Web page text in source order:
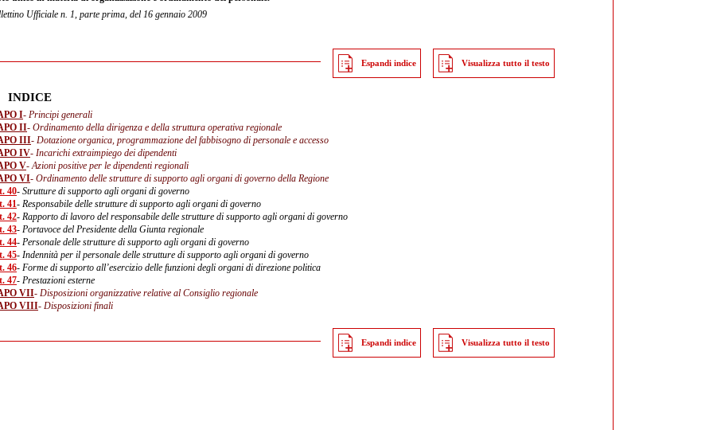
Ufficiale n. 1, parte prima, del 16 gennaio 2009
Espandi indice Visualizza tutto il testo
INDICE
I- Principi generali
II- Ordinamento della dirigenza e della struttura operativa regionale
III- Dotazione organica, programmazione del fabbisogno di personale e accesso
IV- Incarichi extraimpiego dei dipendenti
V- Azioni positive per le dipendenti regionali
VI- Ordinamento delle strutture di supporto agli organi di governo della Regione
40- Strutture di supporto agli organi di governo
41- Responsabile delle strutture di supporto agli organi di governo
42- Rapporto di lavoro del responsabile delle strutture di supporto agli organi di governo
43- Portavoce del Presidente della Giunta regionale
44- Personale delle strutture di supporto agli organi di governo
45- Indennità per il personale delle strutture di supporto agli organi di governo
46- Forme di supporto all’esercizio delle funzioni degli organi di direzione politica
47- Prestazioni esterne
VII- Disposizioni organizzative relative al Consiglio regionale
VIII- Disposizioni finali
Espandi indice Visualizza tutto il testo